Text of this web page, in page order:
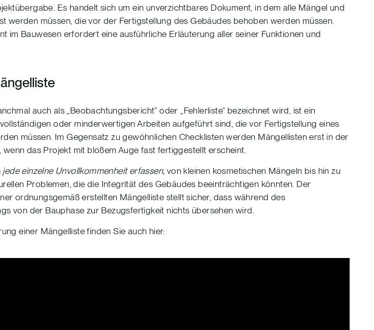
Es handelt sich um ein unverzichtbares Dokument, in dem alle Mängel und
werden müssen, die vor der Fertigstellung des Gebäudes behoben werden müssen.
im Bauwesen erfordert eine ausführliche Erläuterung aller seiner Funktionen und
auch als „Beobachtungsbericht” oder „Fehlerliste” bezeichnet wird, ist ein
oder minderwertigen Arbeiten aufgeführt sind, die vor Fertigstellung eines
müssen. Im Gegensatz zu gewöhnlichen Checklisten werden Mängellisten erst in der
das Projekt mit bloßem Auge fast fertiggestellt erscheint.
jede einzelne Unvollkommenheit erfassen, von kleinen kosmetischen Mängeln bis hin zu
Problemen, die die Integrität des Gebäudes beeinträchtigen könnten. Der
ordnungsgemäß erstellten Mängelliste stellt sicher, dass während des
von der Bauphase zur Bezugsfertigkeit nichts übersehen wird.
einer Mängelliste finden Sie auch hier: